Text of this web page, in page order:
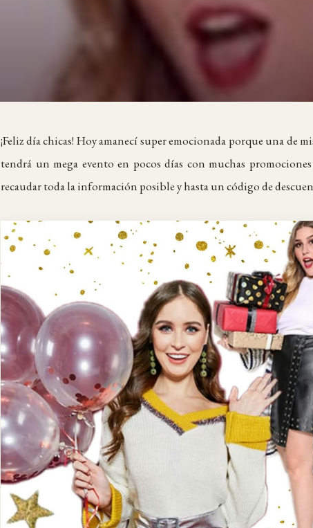
¡Feliz día chicas! Hoy amanecí super emocionada porque una de
tendrá un mega evento en pocos días con muchas
recaudar toda la información posible y hasta un código de